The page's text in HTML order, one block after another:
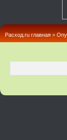
Расход.ru главная »